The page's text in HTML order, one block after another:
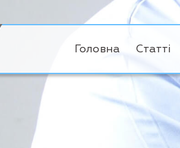
Головна Статті